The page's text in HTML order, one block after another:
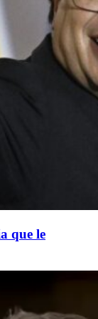
que le